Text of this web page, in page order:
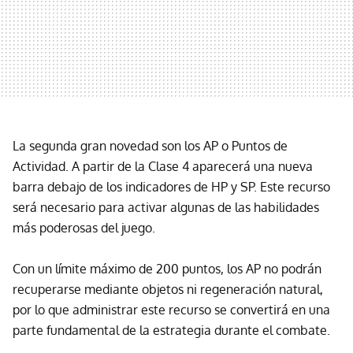
La segunda gran novedad son los AP o Puntos de
Actividad. A partir de la Clase 4 aparecerá una nueva
barra debajo de los indicadores de HP y SP. Este recurso
será necesario para activar algunas de las habilidades
más poderosas del juego.
Con un límite máximo de 200 puntos, los AP no podrán
recuperarse mediante objetos ni regeneración natural,
por lo que administrar este recurso se convertirá en una
parte fundamental de la estrategia durante el combate.